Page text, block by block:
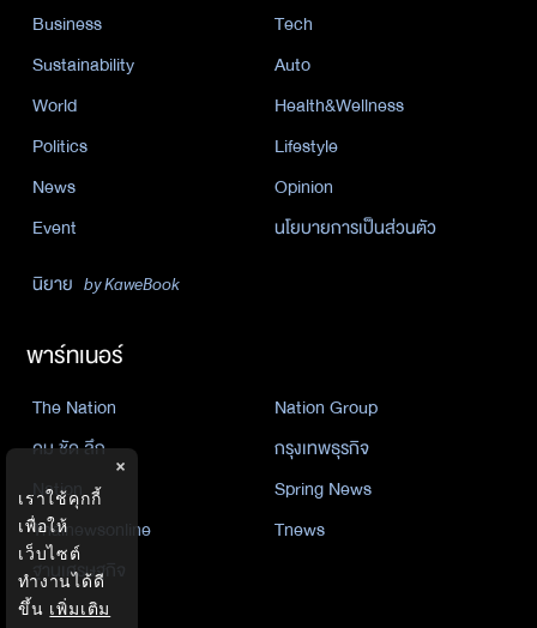
Business
Tech
Sustainability
Auto
World
Health&Wellness
Politics
Lifestyle
News
Opinion
Event
นโยบายการเป็นส่วนตัว
นิยาย by KaweBook
พาร์ทเนอร์
The Nation
Nation Group
คม ชัด ลึก
กรุงเทพธุรกิจ
Nation
Spring News
Thainewsonline
Tnews
ฐานเศรษฐกิจ
×
เราใช้คุกกี้
เพื่อให้
เว็บไซต์
ทำงานได้ดี
ขึ้น เพิ่มเติม